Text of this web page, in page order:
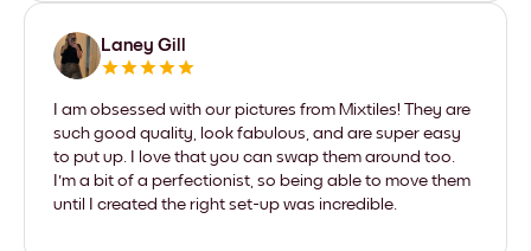
Laney Gill
I am obsessed with our pictures from Mixtiles! They are
such good quality, look fabulous, and are super easy
to put up. I love that you can swap them around too.
I'm a bit of a perfectionist, so being able to move them
until I created the right set-up was incredible.